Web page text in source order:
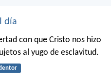
día
con que Cristo nos hizo
al yugo de esclavitud.